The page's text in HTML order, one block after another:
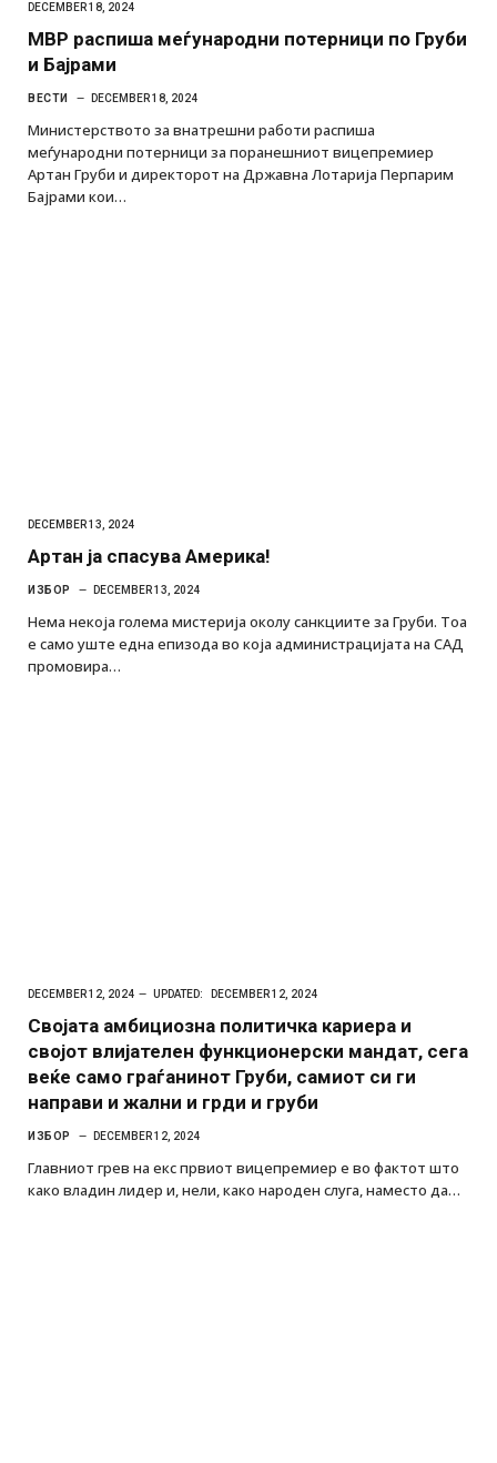
DECEMBER 18, 2024
МВР распиша меѓународни потерници по Груби
и Бајрами
ВЕСТИ DECEMBER 18, 2024
Министерството за внатрешни работи распиша
меѓународни потерници за поранешниот вицепремиер
Артан Груби и директорот на Државна Лотарија Перпарим
Бајрами кои…
DECEMBER 13, 2024
Артан ја спасува Америка!
ИЗБОР DECEMBER 13, 2024
Нема некоја голема мистерија околу санкциите за Груби. Тоа
е само уште една епизода во која администрацијата на САД
промовира…
DECEMBER 12, 2024 UPDATED: DECEMBER 12, 2024
Својата амбициозна политичка кариера и
својот влијателен функционерски мандат, сега
веќе само граѓанинот Груби, самиот си ги
направи и жални и грди и груби
ИЗБОР DECEMBER 12, 2024
Главниот грев на екс првиот вицепремиер е во фактот што
како владин лидер и, нели, како народен слуга, наместо да…